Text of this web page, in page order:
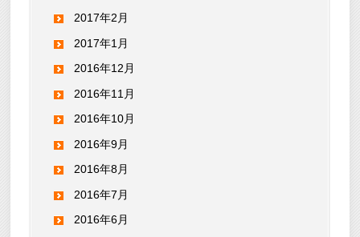
2017年2月
2017年1月
2016年12月
2016年11月
2016年10月
2016年9月
2016年8月
2016年7月
2016年6月